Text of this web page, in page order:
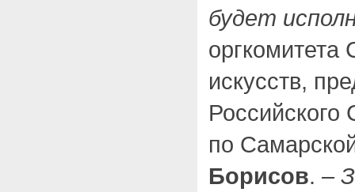
будет
искусств,
Российского
по
Борисов. –